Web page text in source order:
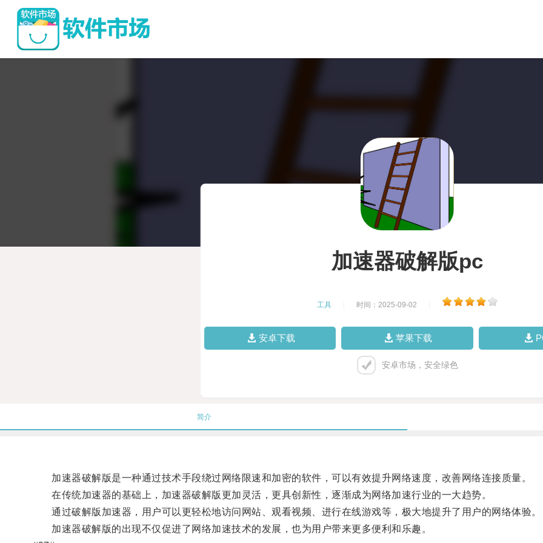
加速器破解版pc
工具 时间：2025-09-02
安卓下载 苹果下载
安卓市场，安全绿色
简介
加速器破解版是一种通过技术手段绕过网络限速和加密的软件，可以有效提升网络速度，改善网络连接质量。
在传统加速器的基础上，加速器破解版更加灵活，更具创新性，逐渐成为网络加速行业的一大趋势。
通过破解版加速器，用户可以更轻松地访问网站、观看视频、进行在线游戏等，极大地提升了用户的网络体验。
加速器破解版的出现不仅促进了网络加速技术的发展，也为用户带来更多便利和乐趣。